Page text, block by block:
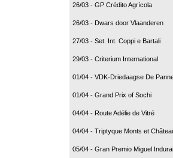
26/03 - GP Crédito Agrícola
26/03 - Dwars door Vlaanderen
27/03 - Set. Int. Coppi e Bartali
29/03 - Criterium International
01/04 - VDK-Driedaagse De
01/04 - Grand Prix of Sochi
04/04 - Route Adélie de Vitré
04/04 - Triptyque Monts et
05/04 - Gran Premio Miguel